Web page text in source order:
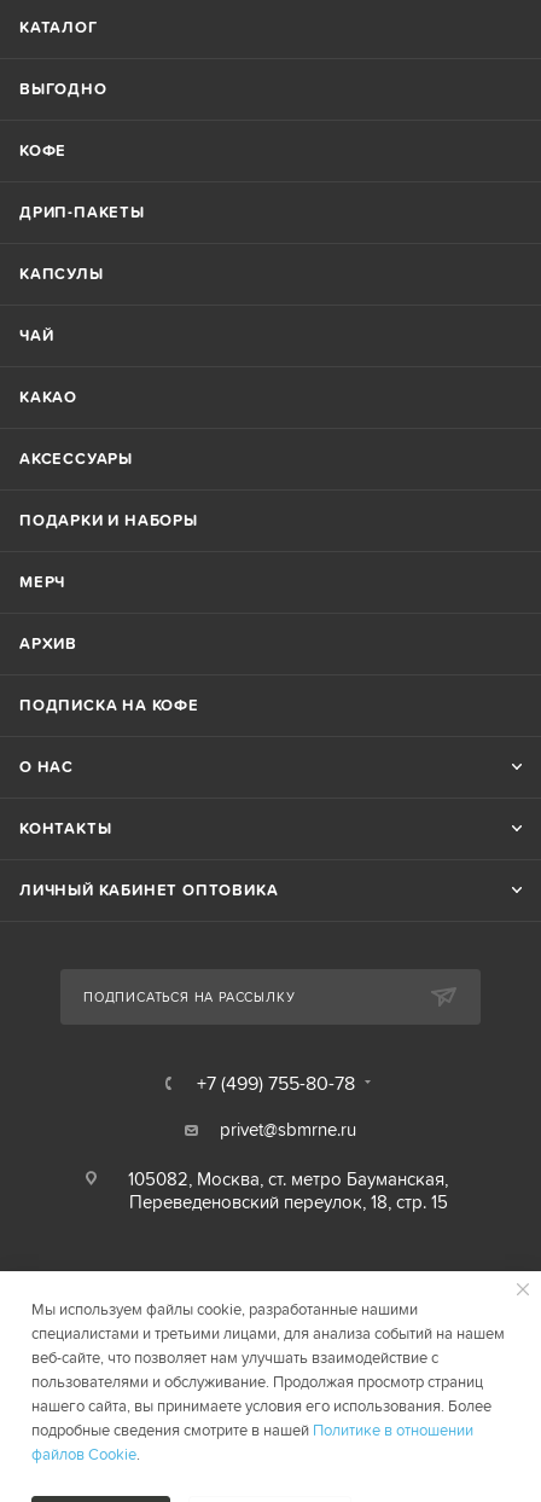
КАТАЛОГ
ВЫГОДНО
КОФЕ
ДРИП-ПАКЕТЫ
КАПСУЛЫ
ЧАЙ
КАКАО
АКСЕССУАРЫ
ПОДАРКИ И НАБОРЫ
МЕРЧ
АРХИВ
ПОДПИСКА НА КОФЕ
О НАС
КОНТАКТЫ
ЛИЧНЫЙ КАБИНЕТ ОПТОВИКА
ПОДПИСАТЬСЯ НА РАССЫЛКУ
+7 (499) 755-80-78
privet@sbmrne.ru
105082, Москва, ст. метро Бауманская,
Переведеновский переулок, 18, стр. 15
2026 © SBMRNE.RU Карта сайта
Мы используем файлы cookie, разработанные нашими
специалистами и третьими лицами, для анализа событий на нашем
веб-сайте, что позволяет нам улучшать взаимодействие с
пользователями и обслуживание. Продолжая просмотр страниц
нашего сайта, вы принимаете условия его использования. Более
подробные сведения смотрите в нашей Политике в отношении
файлов Cookie.